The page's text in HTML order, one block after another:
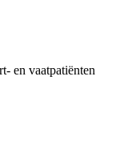
en vaatpatiënten